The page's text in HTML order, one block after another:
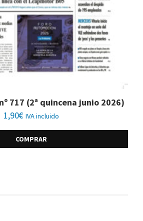
717 (2ª quincena junio 2026)
1,90€ IVA incluido
COMPRAR